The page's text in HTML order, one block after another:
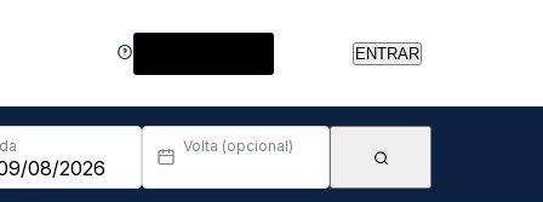
ENTRAR
Volta (opcional)